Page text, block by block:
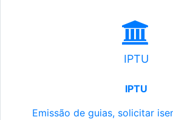
IPTU
IPTU
Emissão de guias, solicitar